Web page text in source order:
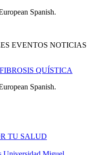
Spanish.
EVENTOS NOTICIAS
QUÍSTICA
Spanish.
TU SALUD